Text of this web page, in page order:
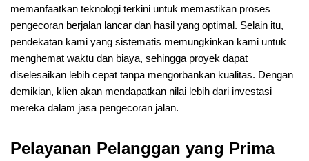
memanfaatkan teknologi terkini untuk memastikan proses
pengecoran berjalan lancar dan hasil yang optimal. Selain itu,
pendekatan kami yang sistematis memungkinkan kami untuk
menghemat waktu dan biaya, sehingga proyek dapat
diselesaikan lebih cepat tanpa mengorbankan kualitas. Dengan
demikian, klien akan mendapatkan nilai lebih dari investasi
mereka dalam jasa pengecoran jalan.
Pelayanan Pelanggan yang Prima